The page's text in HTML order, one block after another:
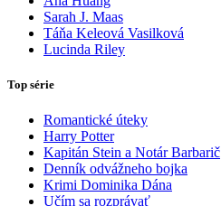
Sarah J. Maas
Táňa Keleová Vasilková
Lucinda Riley
Top série
Romantické úteky
Harry Potter
Kapitán Stein a Notár Barbarič
Denník odvážneho bojka
Krimi Dominika Dána
Učím sa rozprávať